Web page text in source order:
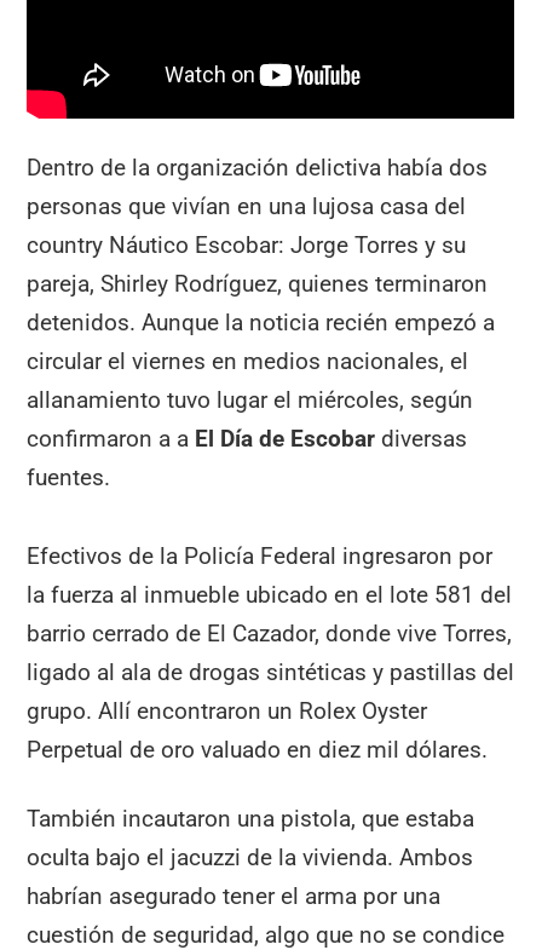
Dentro de la organización delictiva había dos
personas que vivían en una lujosa casa del
country Náutico Escobar: Jorge Torres y su
pareja, Shirley Rodríguez, quienes terminaron
detenidos. Aunque la noticia recién empezó a
circular el viernes en medios nacionales, el
allanamiento tuvo lugar el miércoles, según
confirmaron a a El Día de Escobar diversas
fuentes.
Efectivos de la Policía Federal ingresaron por
la fuerza al inmueble ubicado en el lote 581 del
barrio cerrado de El Cazador, donde vive Torres,
ligado al ala de drogas sintéticas y pastillas del
grupo. Allí encontraron un Rolex Oyster
Perpetual de oro valuado en diez mil dólares.
También incautaron una pistola, que estaba
oculta bajo el jacuzzi de la vivienda. Ambos
habrían asegurado tener el arma por una
cuestión de seguridad, algo que no se condice